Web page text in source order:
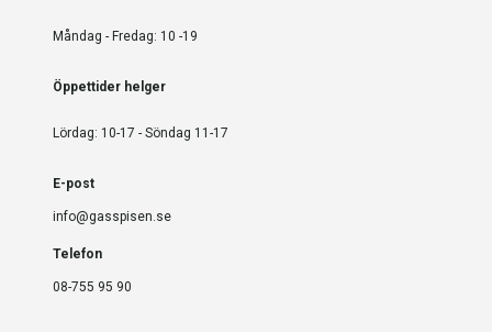
Måndag - Fredag: 10 -19
Öppettider helger
Lördag: 10-17 - Söndag 11-17
E-post
info@gasspisen.se
Telefon
08-755 95 90